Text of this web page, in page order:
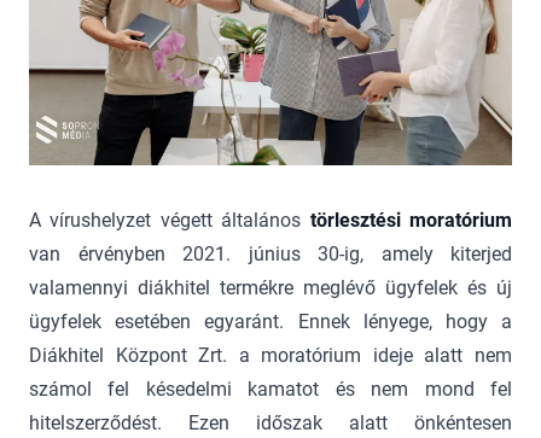
A vírushelyzet végett általános törlesztési moratórium
van érvényben 2021. június 30-ig, amely kiterjed
valamennyi diákhitel termékre meglévő ügyfelek és új
ügyfelek esetében egyaránt. Ennek lényege, hogy a
Diákhitel Központ Zrt. a moratórium ideje alatt nem
számol fel késedelmi kamatot és nem mond fel
hitelszerződést. Ezen időszak alatt önkéntesen